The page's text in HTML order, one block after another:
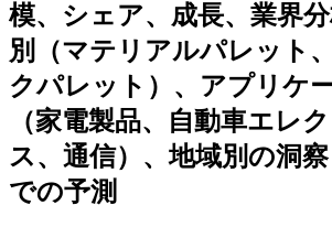
模、シェア、成長、業界
別（マテリアルパレット
クパレット）、アプリケ
（家電製品、自動車エレ
ス、通信）、地域別の洞察
での予測